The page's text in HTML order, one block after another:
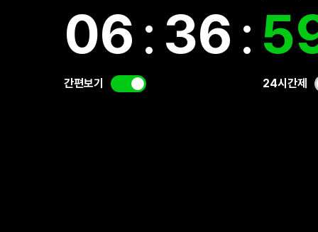
06 : 37 :
간편보기 24시간제